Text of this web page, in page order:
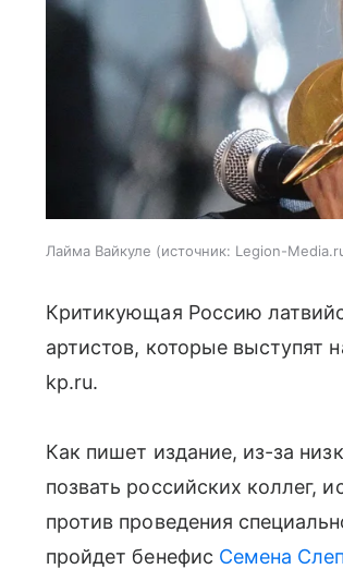
Лайма Вайкуле источник: Legion-
Критикующая Россию
артистов, которые выступят
kp.ru.
Как пишет издание, из-за
позвать российских коллег,
против проведения
пройдет бенефис Семена